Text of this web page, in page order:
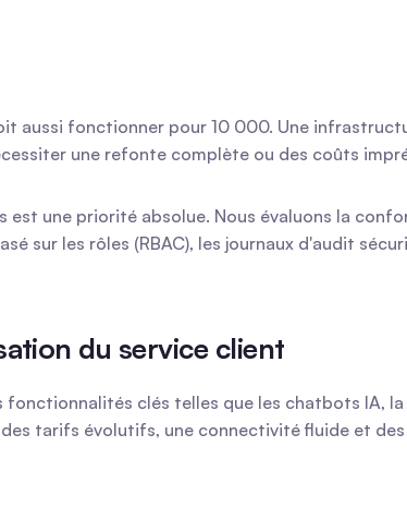
aussi fonctionner pour 10 000. Une
une refonte complète ou des coûts
est une priorité absolue. Nous évaluons la
sur les rôles (RBAC), les journaux d'audit
du service client
clés telles que les chatbots IA,
tarifs évolutifs, une connectivité fluide et